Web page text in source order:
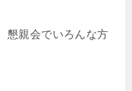
懇親会でいろんな方